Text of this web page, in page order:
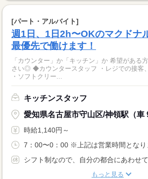
[パート・アルバイト]
週1日、1日2h〜OKのマクドナ
最優先で働けます！
「カウンター」か「キッチン」か 希望がある
さい◎ ◆カウンタースタッフ ・レジでの接客、注文 ・ドリンク作り
・ソフトクリー...
キッチンスタッフ
愛知県名古屋市守山区/神領駅（車
時給1,140円～
7：00〜0：00 ※上記は営業時間となり
シフト制なので、自分の都合にあわせ
もっと見る